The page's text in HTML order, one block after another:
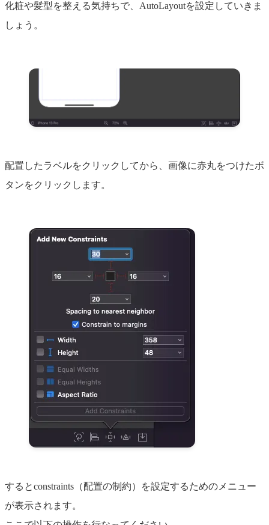
化粧や髪型を整える気持ちで、AutoLayoutを設定していきま
しょう。
配置したラベルをクリックしてから、画像に赤丸をつけたボ
タンをクリックします。
するとconstraints（配置の制約）を設定するためのメニュー
が表示されます。